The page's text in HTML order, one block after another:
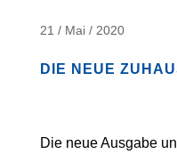
21 / Mai / 2020
DIE NEUE
Die neue Ausgabe